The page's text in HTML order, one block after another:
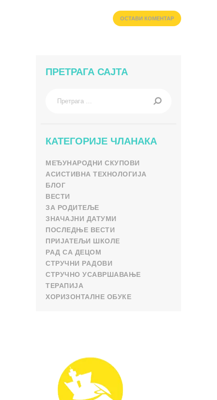
ПРЕТРАГА САЈТА
КАТЕГОРИЈЕ ЧЛАНАКА
МЕЂУНАРОДНИ СКУПОВИ
АСИСТИВНА ТЕХНОЛОГИЈА
БЛОГ
ВЕСТИ
ЗА РОДИТЕЉЕ
ЗНАЧАЈНИ ДАТУМИ
ПОСЛЕДЊЕ ВЕСТИ
ПРИЈАТЕЉИ ШКОЛЕ
РАД СА ДЕЦОМ
СТРУЧНИ РАДОВИ
СТРУЧНО УСАВРШАВАЊЕ
ТЕРАПИЈА
ХОРИЗОНТАЛНЕ ОБУКЕ